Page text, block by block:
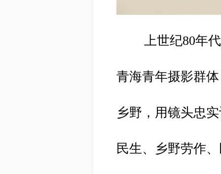
上世纪80年代
青海青年摄影群
乡野，用镜头忠
民生、乡野劳作